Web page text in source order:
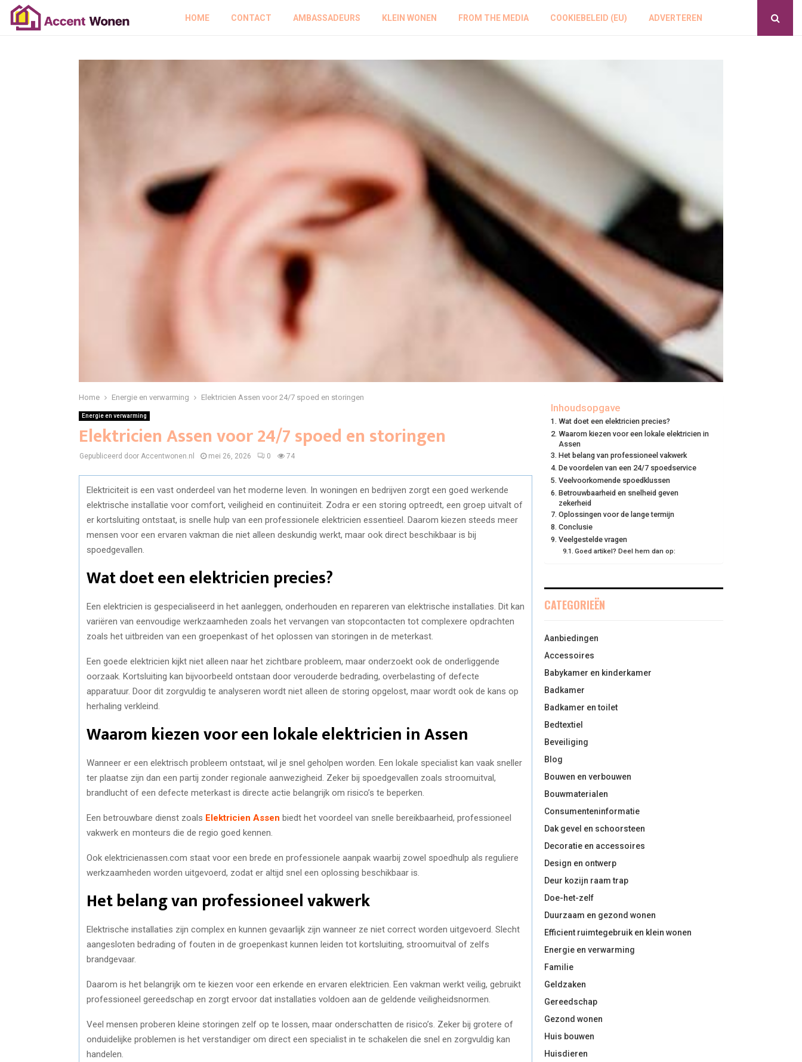
HOME CONTACT AMBASSADEURS KLEIN WONEN FROM THE MEDIA COOKIEBELEID (EU) ADVERTEREN
Home Energie en verwarming Elektricien Assen voor 24/7 spoed en storingen
Energie en verwarming
Elektricien Assen voor 24/7 spoed en storingen
Gepubliceerd door Accentwonen.nl mei 26, 2026 0 74
Elektriciteit is een vast onderdeel van het moderne leven. In woningen en bedrijven zorgt een goed werkende
elektrische installatie voor comfort, veiligheid en continuïteit. Zodra er een storing optreedt, een groep uitvalt of
er kortsluiting ontstaat, is snelle hulp van een professionele elektricien essentieel. Daarom kiezen steeds meer
mensen voor een ervaren vakman die niet alleen deskundig werkt, maar ook direct beschikbaar is bij
spoedgevallen.
Wat doet een elektricien precies?
Een elektricien is gespecialiseerd in het aanleggen, onderhouden en repareren van elektrische installaties. Dit kan
variëren van eenvoudige werkzaamheden zoals het vervangen van stopcontacten tot complexere opdrachten
zoals het uitbreiden van een groepenkast of het oplossen van storingen in de meterkast.
Een goede elektricien kijkt niet alleen naar het zichtbare probleem, maar onderzoekt ook de onderliggende
oorzaak. Kortsluiting kan bijvoorbeeld ontstaan door verouderde bedrading, overbelasting of defecte
apparatuur. Door dit zorgvuldig te analyseren wordt niet alleen de storing opgelost, maar wordt ook de kans op
herhaling verkleind.
Waarom kiezen voor een lokale elektricien in Assen
Wanneer er een elektrisch probleem ontstaat, wil je snel geholpen worden. Een lokale specialist kan vaak sneller
ter plaatse zijn dan een partij zonder regionale aanwezigheid. Zeker bij spoedgevallen zoals stroomuitval,
brandlucht of een defecte meterkast is directe actie belangrijk om risico’s te beperken.
Een betrouwbare dienst zoals Elektricien Assen biedt het voordeel van snelle bereikbaarheid, professioneel
vakwerk en monteurs die de regio goed kennen.
Ook elektricienassen.com staat voor een brede en professionele aanpak waarbij zowel spoedhulp als reguliere
werkzaamheden worden uitgevoerd, zodat er altijd snel een oplossing beschikbaar is.
Het belang van professioneel vakwerk
Elektrische installaties zijn complex en kunnen gevaarlijk zijn wanneer ze niet correct worden uitgevoerd. Slecht
aangesloten bedrading of fouten in de groepenkast kunnen leiden tot kortsluiting, stroomuitval of zelfs
brandgevaar.
Daarom is het belangrijk om te kiezen voor een erkende en ervaren elektricien. Een vakman werkt veilig, gebruikt
professioneel gereedschap en zorgt ervoor dat installaties voldoen aan de geldende veiligheidsnormen.
Veel mensen proberen kleine storingen zelf op te lossen, maar onderschatten de risico’s. Zeker bij grotere of
onduidelijke problemen is het verstandiger om direct een specialist in te schakelen die snel en zorgvuldig kan
handelen.
Inhoudsopgave
Wat doet een elektricien precies?
Waarom kiezen voor een lokale elektricien in
Assen
Het belang van professioneel vakwerk
De voordelen van een 24/7 spoedservice
Veelvoorkomende spoedklussen
Betrouwbaarheid en snelheid geven
zekerheid
Oplossingen voor de lange termijn
Conclusie
Veelgestelde vragen
Goed artikel? Deel hem dan op:
CATEGORIEËN
Aanbiedingen
Accessoires
Babykamer en kinderkamer
Badkamer
Badkamer en toilet
Bedtextiel
Beveiliging
Blog
Bouwen en verbouwen
Bouwmaterialen
Consumenteninformatie
Dak gevel en schoorsteen
Decoratie en accessoires
Design en ontwerp
Deur kozijn raam trap
Doe-het-zelf
Duurzaam en gezond wonen
Efficient ruimtegebruik en klein wonen
Energie en verwarming
Familie
Geldzaken
Gereedschap
Gezond wonen
Huis bouwen
Huisdieren